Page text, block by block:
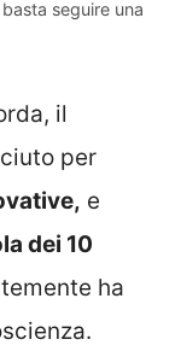
seguire una
il
per
e
dei 10
ha